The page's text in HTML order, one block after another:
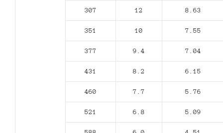
307 12 8.63
351 10 7.55
377 9.4 7.04
431 8.2 6.15
460 7.7 5.76
521 6.8 5.09